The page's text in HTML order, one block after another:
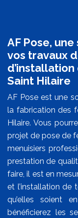
AF Pose,
vos travaux
Saint Hilaire
AF Pose est une
la fabrication des
Hilaire. Vous
projet de pose de
menuisiers
prestation de
faire, il est en
et l’installation
qu’elles soient
bénéficierez les